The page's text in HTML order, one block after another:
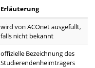
Erläuterung
wird von ACOnet ausgefüllt,
falls nicht bekannt
offizielle Bezeichnung des
Studierendenheimträgers